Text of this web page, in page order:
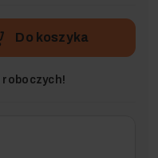
Do koszyka
roboczych!